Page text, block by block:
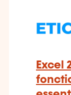
Excel